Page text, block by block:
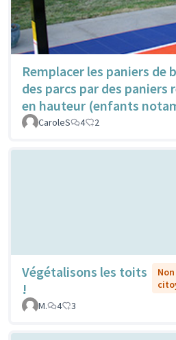
Remplacer les paniers de
des parcs par des paniers
en hauteur (enfants
CaroleS 4 2
Végétalisons les toits
!
M.
4 3